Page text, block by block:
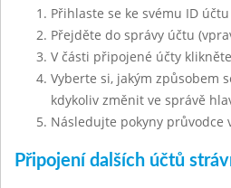
Přihlaste se ke svému ID
Přejděte do správy účtu
V části připojené účty
Vyberte si, jakým způsobem
kdykoliv změnit ve správě
Následujte pokyny
Připojení dalších účtů